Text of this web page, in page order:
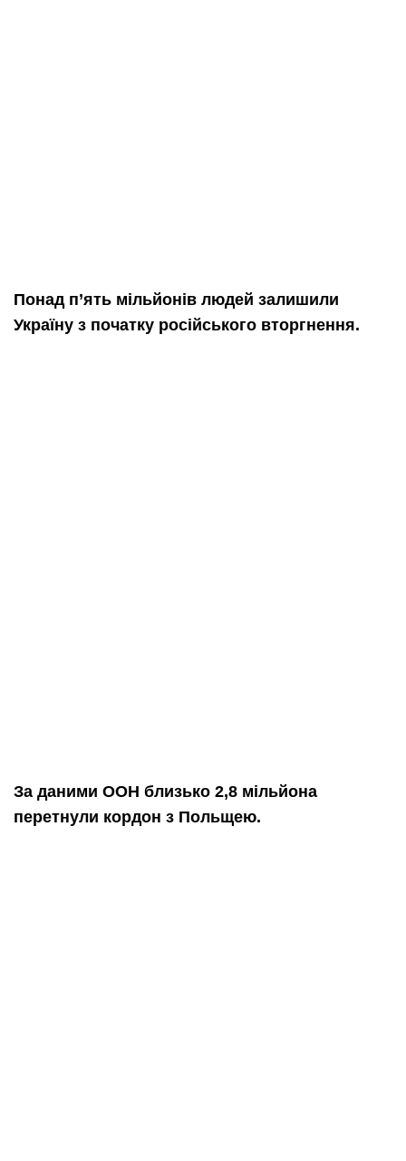
Понад п’ять мільйонів людей залишили
Україну з початку російського вторгнення.
За даними ООН близько 2,8 мільйона
перетнули кордон з Польщею.